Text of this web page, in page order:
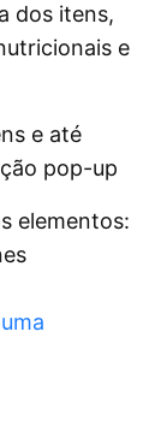
dos itens,
e
e até
pop-up
elementos: